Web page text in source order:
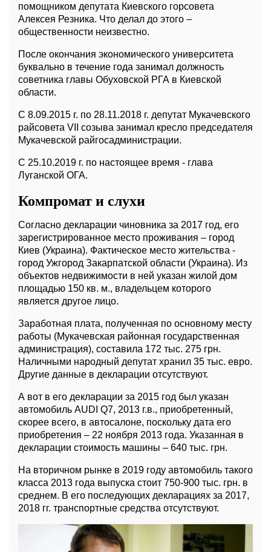
помощником депутата Киевского горсовета
Алексея Резника. Что делал до этого –
общественности неизвестно.
После окончания экономического университета
буквально в течение года занимал должность
советника главы Обуховской РГА в Киевской
области.
С 8.09.2015 г. по 28.11.2018 г. депутат Мукачевского
райсовета VII созыва занимал кресло председателя
Мукачевской райгосадминистрации.
С 25.10.2019 г. по настоящее время - глава
Луганской ОГА.
Компромат и слухи
Согласно декларации чиновника за 2017 год, его
зарегистрированное место проживания – город
Киев (Украина). Фактическое место жительства -
город Ужгород Закарпатской области (Украина). Из
объектов недвижимости в ней указан жилой дом
площадью 150 кв. м., владельцем которого
является другое лицо.
Заработная плата, полученная по основному месту
работы (Мукачевская районная государственная
администрация), составила 172 тыс. 275 грн.
Наличными народный депутат хранил 35 тыс. евро.
Другие данные в декларации отсутствуют.
А вот в его декларации за 2015 год был указан
автомобиль AUDI Q7, 2013 г.в., приобретенный,
скорее всего, в автосалоне, поскольку дата его
приобретения – 22 ноября 2013 года. Указанная в
декларации стоимость машины – 640 тыс. грн.
На вторичном рынке в 2019 году автомобиль такого
класса 2013 года выпуска стоит 750-900 тыс. грн. в
среднем. В его последующих декларациях за 2017,
2018 гг. транспортные средства отсутствуют.